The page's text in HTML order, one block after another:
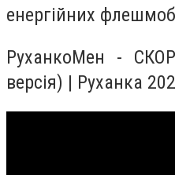
енергійних
РуханкоМен -
версія) | Руханка